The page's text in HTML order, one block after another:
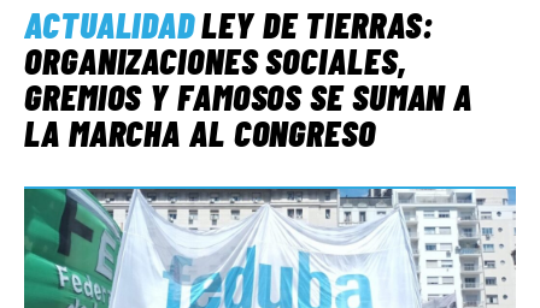
ACTUALIDADLEY DE TIERRAS:
ORGANIZACIONES SOCIALES,
GREMIOS Y FAMOSOS SE SUMAN A
LA MARCHA AL CONGRESO